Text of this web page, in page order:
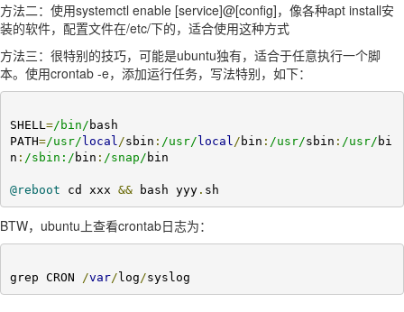
方法二：使用systemctl enable [service]@[config]，像各种apt install安
装的软件，配置文件在/etc/下的，适合使用这种方式
方法三：很特别的技巧，可能是ubuntu独有，适合于任意执行一个脚
本。使用crontab -e，添加运行任务，写法特别，如下：
SHELL =/bin/ bash
PATH=/usr/local /sbin : /usr/local / bin : /usr/sbin : /usr/ bi
n : /sbin:/ bin : /snap/ bin
@reboot cd xxx && bash yyy. sh
BTW，ubuntu上查看crontab日志为：
grep CRON /var/log /syslog